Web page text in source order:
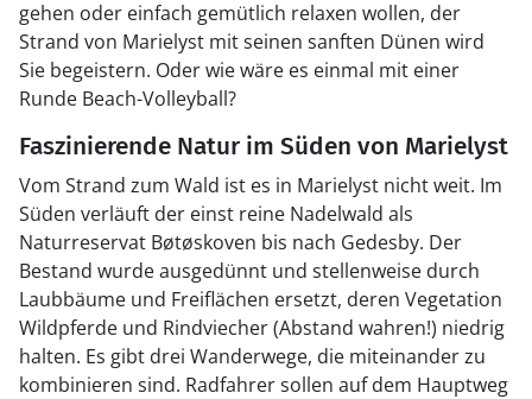
gehen oder einfach gemütlich relaxen wollen, der
Strand von Marielyst mit seinen sanften Dünen wird
Sie begeistern. Oder wie wäre es einmal mit einer
Runde Beach-Volleyball?
Faszinierende Natur im Süden von Marielyst
Vom Strand zum Wald ist es in Marielyst nicht weit. Im
Süden verläuft der einst reine Nadelwald als
Naturreservat Bøtøskoven bis nach Gedesby. Der
Bestand wurde ausgedünnt und stellenweise durch
Laubbäume und Freiflächen ersetzt, deren Vegetation
Wildpferde und Rindviecher (Abstand wahren!) niedrig
halten. Es gibt drei Wanderwege, die miteinander zu
kombinieren sind. Radfahrer sollen auf dem Hauptweg